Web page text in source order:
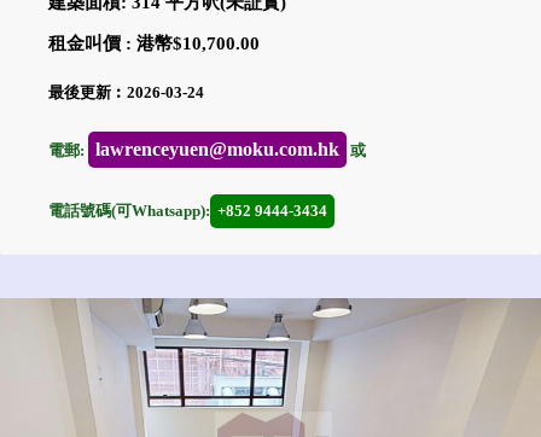
租金叫價 : 港幣$10,700.00
最後更新︰2026-03-24
電郵: lawrenceyuen@moku.com.hk 或
電話號碼(可Whatsapp): +852 9444-3434